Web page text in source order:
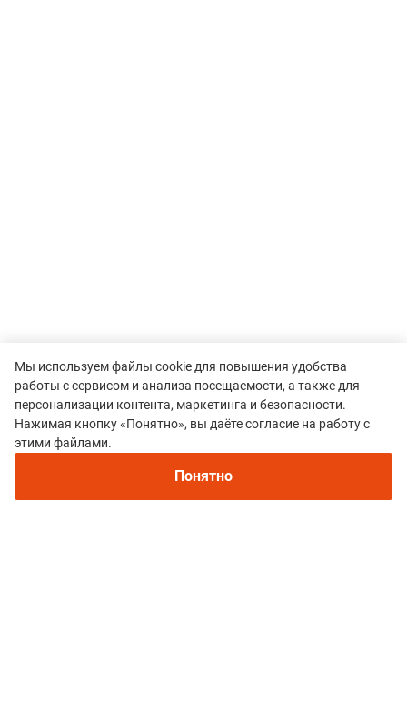
Мы используем файлы cookie для повышения удобства
работы с сервисом и анализа посещаемости, а также для
персонализации контента, маркетинга и безопасности.
Нажимая кнопку «Понятно», вы даёте согласие на работу с
этими файлами.
Понятно